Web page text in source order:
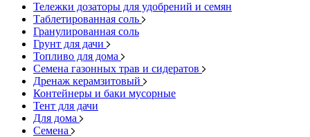
Тележки дозаторы для удобрений и семян
Таблетированная соль
Гранулированная соль
Грунт для дачи
Топливо для дома
Семена газонных трав и сидератов
Дренаж керамзитовый
Контейнеры и баки мусорные
Тент для дачи
Для дома
Семена